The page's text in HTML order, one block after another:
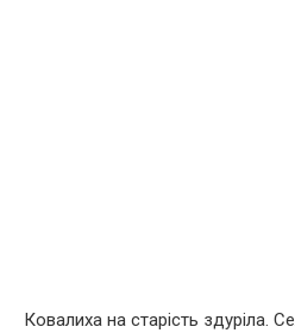
Ковалиха на старість здyріла.